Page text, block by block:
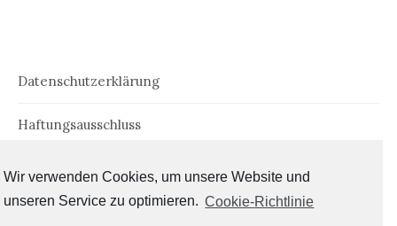
Wir verwenden Cookies, um unsere Website und
unseren Service zu optimieren. Cookie-Richtlinie
Datenschutzerklärung
Haftungsausschluss
Impressum
Cookie-Richtlinie (EU)